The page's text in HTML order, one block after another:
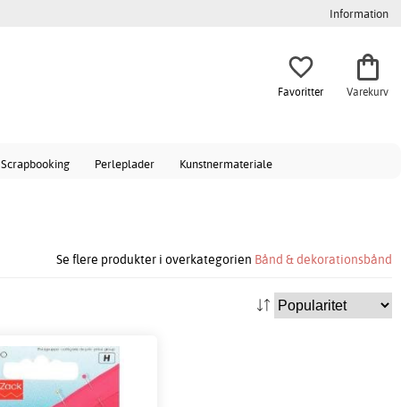
Information
Favoritter Varekurv
Scrapbooking Perleplader Kunstnermateriale
Se flere produkter i overkategorien Bånd & dekorationsbånd